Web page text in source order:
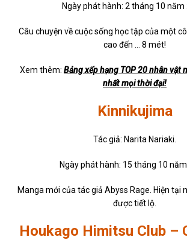
Ngày phát hành: 2 tháng 10 năm
Câu chuyện về cuộc sống học tập của một
cao đến … 8 mét!
Xem thêm: Bảng xếp hạng TOP 20 nhân vật
nhất mọi thời đại!
Kinnikujima
Tác giả: Narita Nariaki.
Ngày phát hành: 15 tháng 10 năm
Manga mới của tác giả Abyss Rage. Hiện tại
được tiết lộ.
Houkago Himitsu Club –